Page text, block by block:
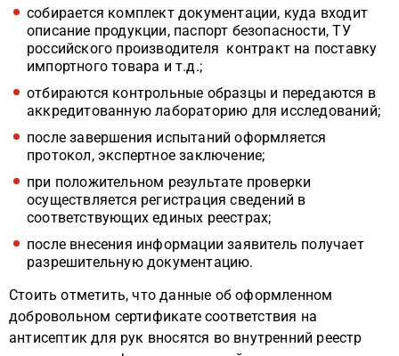
собирается комплект документации, куда входит
описание продукции, паспорт безопасности, ТУ
российского производителя контракт на поставку
импортного товара и т.д.;
отбираются контрольные образцы и передаются в
аккредитованную лабораторию для исследований;
после завершения испытаний оформляется
протокол, экспертное заключение;
при положительном результате проверки
осуществляется регистрация сведений в
соответствующих единых реестрах;
после внесения информации заявитель получает
разрешительную документацию.
Стоить отметить, что данные об оформленном
добровольном сертификате соответствия на
антисептик для рук вносятся во внутренний реестр